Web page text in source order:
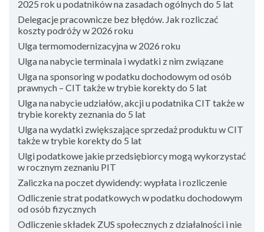
2025 rok u podatników na zasadach ogólnych do 5 lat
Delegacje pracownicze bez błędów. Jak rozliczać
koszty podróży w 2026 roku
Ulga termomodernizacyjna w 2026 roku
Ulga na nabycie terminala i wydatki z nim związane
Ulga na sponsoring w podatku dochodowym od osób
prawnych – CIT także w trybie korekty do 5 lat
Ulga na nabycie udziałów, akcji u podatnika CIT także w
trybie korekty zeznania do 5 lat
Ulga na wydatki zwiększające sprzedaż produktu w CIT
także w trybie korekty do 5 lat
Ulgi podatkowe jakie przedsiębiorcy mogą wykorzystać
w rocznym zeznaniu PIT
Zaliczka na poczet dywidendy: wypłata i rozliczenie
Odliczenie strat podatkowych w podatku dochodowym
od osób fizycznych
Odliczenie składek ZUS społecznych z działalności i nie